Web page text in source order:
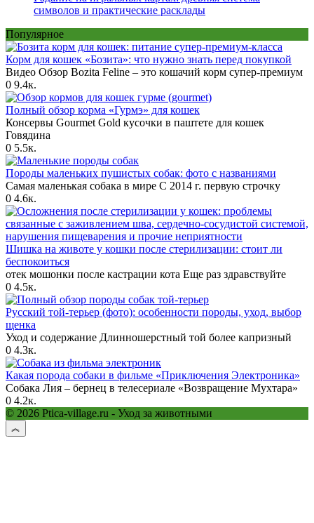
символов и практические расклады
Популярное
Корм для кошек «Бозита»: что нужно знать перед покупкой
Видео Обзор Bozita Feline – это кошачий корм супер-премиум
0 9.4к.
Полный обзор корма «Гурмэ» для кошек
Консервы Gourmet Gold кусочки в паштете для кошек
Говядина
0 5.5к.
Породы маленьких пушистых собак: фото с названиями
Самая маленькая собака в мире С 2014 г. первую строчку
0 4.6к.
Шишка на животе у кошки после стерилизации: стоит ли
беспокоиться
отек мошонки после кастрации кота Еще раз здравствуйте
0 4.5к.
Русский той-терьер (фото): особенности породы, уход, выбор
щенка
Уход и содержание Длинношерстный той более капризный
0 4.3к.
Какая порода собаки в фильме «Приключения Электроника»
Собака Лия – бернец в телесериале «Возвращение Мухтара»
0 4.2к.
© 2026 Ptica-village.ru - Уход за животными